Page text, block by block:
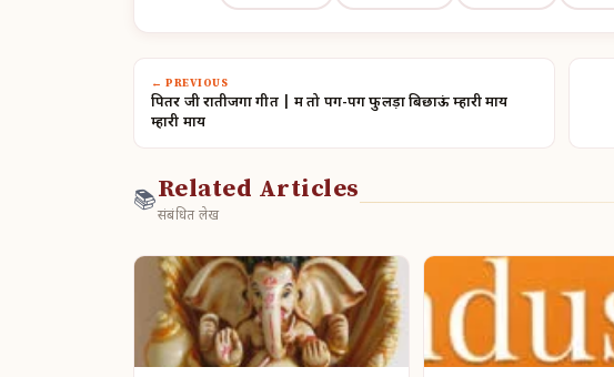
← PREVIOUS
पितर जी रातीजगा गीत | मैं तो पग-पग फुलड़ा बिछाऊं म्हारी माय
म्हारी माय
📚Related Articles
संबंधित लेख